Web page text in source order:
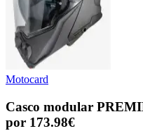
Motocard
Casco modular
por 173.98€